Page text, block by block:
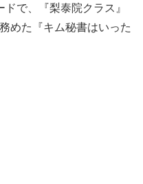
で、『梨泰院クラス』
めた『キム秘書はいった